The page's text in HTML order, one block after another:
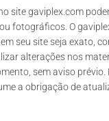
site gaviplex.com
fotográficos. O
seu site seja exato,
alterações nos
sem aviso
a obrigação de